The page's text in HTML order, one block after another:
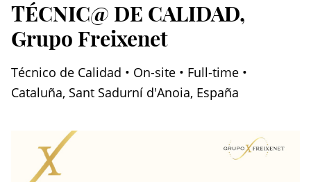
TÉCNIC@ DE CALIDAD,
Grupo Freixenet
Técnico de Calidad • On-site • Full-time •
Cataluña, Sant Sadurní d'Anoia, España